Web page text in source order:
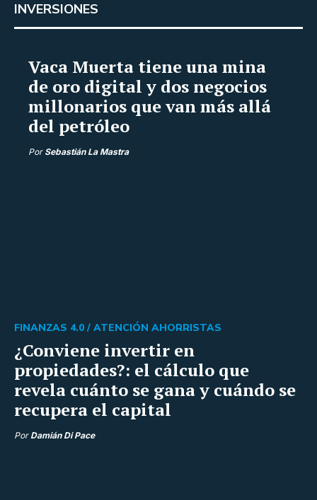
INVERSIONES
Vaca Muerta tiene una mina
de oro digital y dos negocios
millonarios que van más allá
del petróleo
Por Sebastián La Mastra
¿Conviene invertir en
propiedades?: el cálculo que
revela cuánto se gana y cuándo se
recupera el capital
FINANZAS 4.0 / ATENCIÓN AHORRISTAS
Por Damián Di Pace